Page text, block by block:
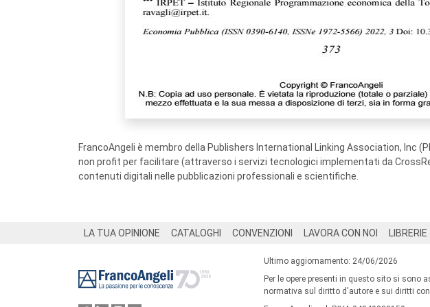
FrancoAngeli è membro della Publishers International Linking Association, Inc
non profit per facilitare (attraverso i servizi tecnologici implementati da
contenuti digitali nelle pubblicazioni professionali e scientifiche.
LA TUA OPINIONE CATALOGHI CONVENZIONI LAVORA CON NOI LIBRERIE
Ultimo aggiornamento: 24/06/2026
Per le opere presenti in questo sito si sono
normativa sul diritto d'autore e sui diritti